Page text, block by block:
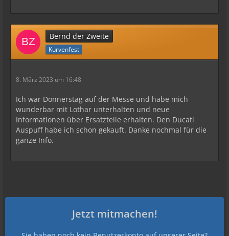
Bernd der Zweite
Kurvenfest
8. März 2023 um 16:48
Ich war Donnerstag auf der Messe und habe mich
wunderbar mit Lothar unterhalten und neue
Informationen über Ersatzteile erhalten. Den Ducati
Auspuff habe ich schon gekauft. Danke nochmal für die
ganze Info.
Jetzt mitmachen!